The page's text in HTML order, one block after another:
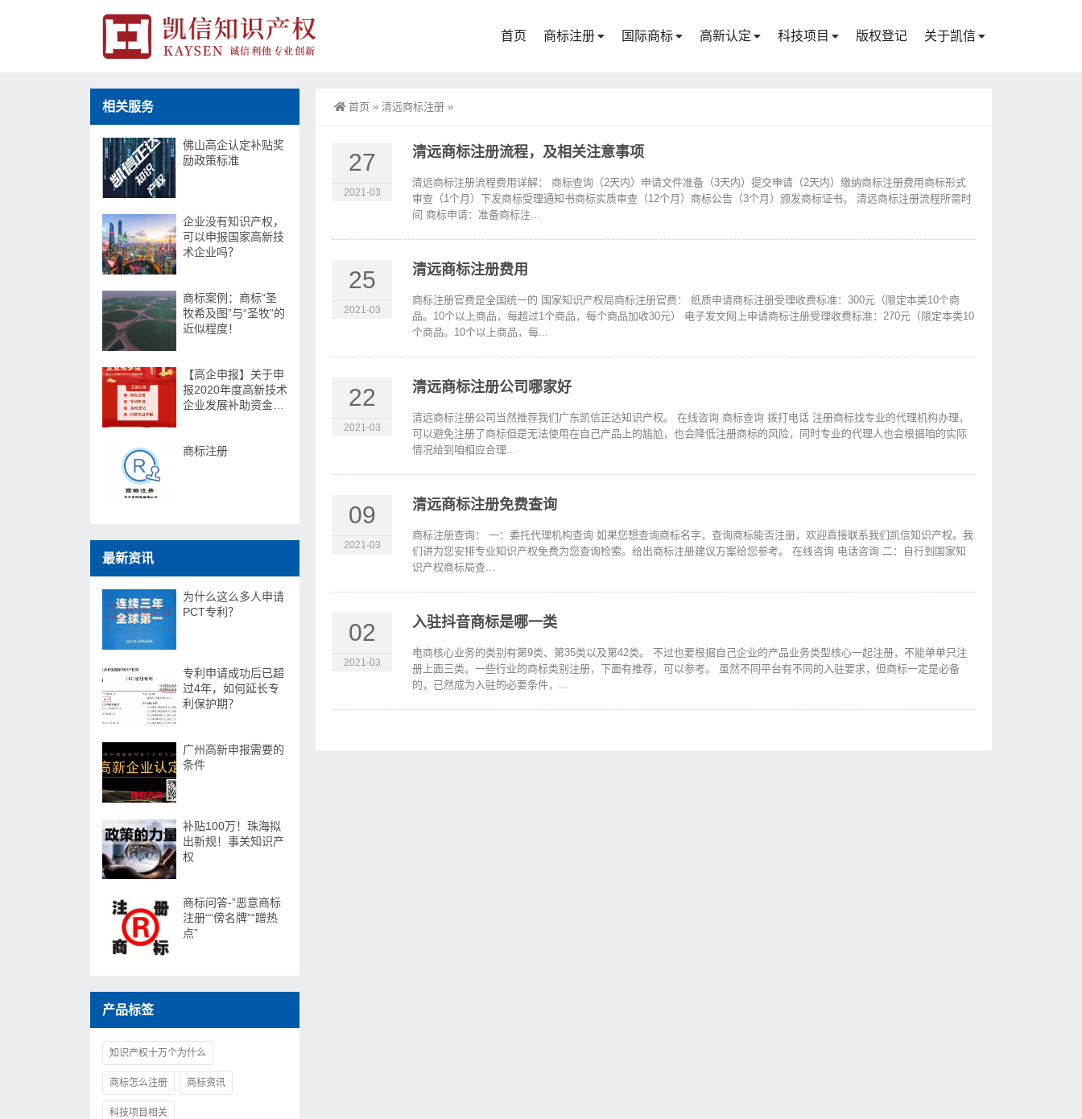
首页 商标注册 国际商标 高新认定 科技项目 版权登记 关于凯信
首页 » 清远商标注册 »
27
2021-03
清远商标注册流程，及相关注意事项
清远商标注册流程费用详解： 商标查询（2天内）申请文件准备（3天内）提交申请（2天内）缴纳商标注册费用商标形式
审查（1个月）下发商标受理通知书商标实质审查（12个月）商标公告（3个月）颁发商标证书。 清远商标注册流程所需时
间 商标申请：准备商标注...
25
2021-03
清远商标注册费用
商标注册官费是全国统一的 国家知识产权局商标注册官费： 纸质申请商标注册受理收费标准：300元（限定本类10个商
品。10个以上商品，每超过1个商品，每个商品加收30元） 电子发文网上申请商标注册受理收费标准：270元（限定本类10
个商品。10个以上商品，每...
22
2021-03
清远商标注册公司哪家好
清远商标注册公司当然推荐我们广东凯信正达知识产权。 在线咨询 商标查询 拨打电话 注册商标找专业的代理机构办理，
可以避免注册了商标但是无法使用在自己产品上的尴尬，也会降低注册商标的风险，同时专业的代理人也会根据咱的实际
情况给到咱相应合理...
09
2021-03
清远商标注册免费查询
商标注册查询： 一：委托代理机构查询 如果您想查询商标名字，查询商标能否注册，欢迎直接联系我们凯信知识产权。我
们讲为您安排专业知识产权免费为您查询检索。给出商标注册建议方案给您参考。 在线咨询 电话咨询 二：自行到国家知
识产权商标局查...
02
2021-03
入驻抖音商标是哪一类
电商核心业务的类别有第9类、第35类以及第42类。 不过也要根据自己企业的产品业务类型核心一起注册，不能单单只注
册上面三类。一些行业的商标类别注册，下面有推荐，可以参考。 虽然不同平台有不同的入驻要求，但商标一定是必备
的，已然成为入驻的必要条件，...
相关服务
佛山高企认定补贴奖
励政策标准
企业没有知识产权，
可以申报国家高新技
术企业吗？
商标案例：商标“圣
牧希及图”与“圣牧”的
近似程度！
【高企申报】关于申
报2020年度高新技术
企业发展补助资金的
商标注册
最新资讯
为什么这么多人申请
PCT专利？
专利申请成功后已超
过4年，如何延长专
利保护期？
广州高新申报需要的
条件
补贴100万！珠海拟
出新规！事关知识产
权
商标问答-”恶意商标
注册““傍名牌”“蹭热
点”
产品标签
知识产权十万个为什么
商标怎么注册 商标资讯
科技项目相关